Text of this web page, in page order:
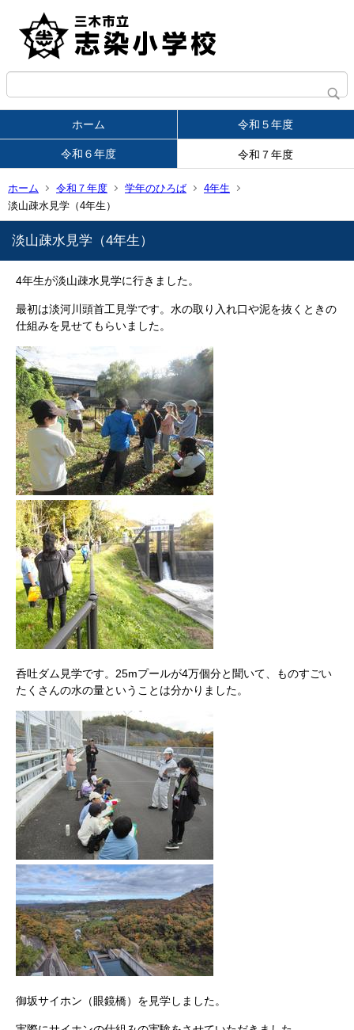
ホーム 令和５年度
令和６年度 令和７年度
ホーム 令和７年度 学年のひろば
4年生
淡山疎水見学（4年生）
淡山疎水見学（4年生）
4年生が淡山疎水見学に行きました。
最初は淡河川頭首工見学です。水の取り入れ口や泥を抜くときの
仕組みを見せてもらいました。
呑吐ダム見学です。25mプールが4万個分と聞いて、ものすごい
たくさんの水の量ということは分かりました。
御坂サイホン（眼鏡橋）を見学しました。